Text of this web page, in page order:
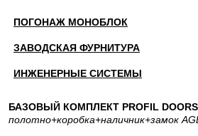
ПОГОНАЖ МОНОБЛОК
ЗАВОДСКАЯ ФУРНИТУРА
ИНЖЕНЕРНЫЕ СИСТЕМЫ
БАЗОВЫЙ КОМПЛЕКТ PROFIL DOORS
полотно+коробка+наличник+замок